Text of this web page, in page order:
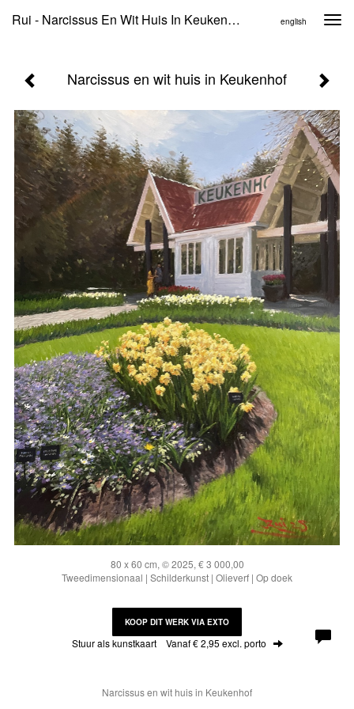
Rui - Narcissus En Wit Huis In Keukenhof english
Narcissus en wit huis in Keukenhof
80 x 60 cm, © 2025, € 3 000,00
Tweedimensionaal | Schilderkunst | Olieverf | Op doek
KOOP DIT WERK VIA EXTO
Stuur als kunstkaart Vanaf € 2,95 excl. porto
Narcissus en wit huis in Keukenhof